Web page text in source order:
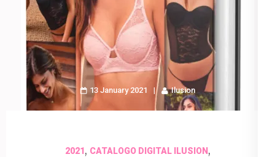
13 January 2021 Ilusion
2021, CATALOGO DIGITAL ILUSION,